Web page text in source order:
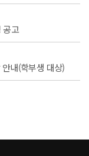
공고
내(학부생 대상)